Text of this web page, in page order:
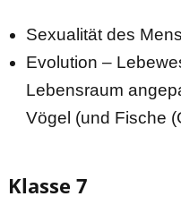
Sexualität des
Evolution –
Lebensraum
Vögel (und Fische
Klasse 7